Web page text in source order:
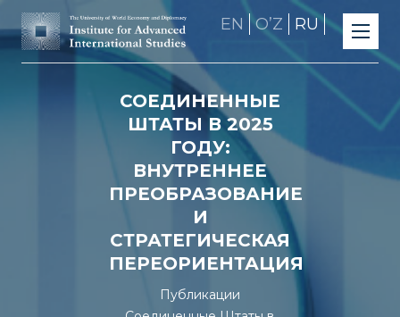
EN OʼZ RU
СОЕДИНЕННЫЕ
ШТАТЫ В 2025
ГОДУ:
ВНУТРЕННЕЕ
ПРЕОБРАЗОВАНИЕ
И
СТРАТЕГИЧЕСКАЯ
ПЕРЕОРИЕНТАЦИЯ
Публикации